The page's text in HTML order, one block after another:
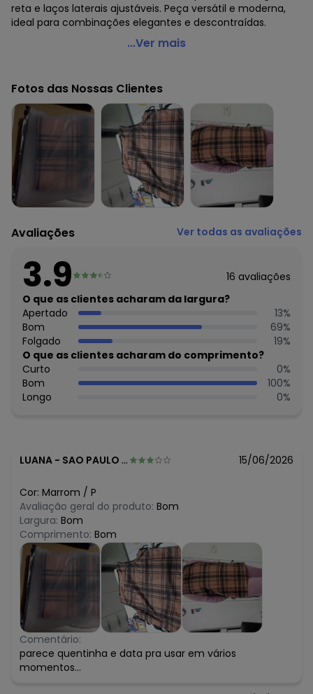
reta e laços laterais ajustáveis. Peça versátil e moderna,
ideal para combinações elegantes e descontraídas.
Quintess - Colete Xadrez Marrom em Malha
Modelagem: Solta
Comprimento: Longo
Material: Malha de Poliéster
Estação: Inverno
Situação de Uso: Trabalho
Composição Material: 100% Poliéster
Histórico de preços
O preço apresentado abaixo é o menor oferecido em
agosto/2026
N/D*
julho/2026 R$ 55,69
junho/2026
maio/2026 R$ 60,69
abril/2026 R$ 60,69
março/2026
fevereiro/2026 R$ 60,69
...Ver mais
Fotos das Nossas Clientes
Avaliações Ver todas as avaliações
3.9 16 avaliações
O que as clientes acharam da largura?
Apertado
13%
Bom
69%
Folgado
19%
O que as clientes acharam do comprimento?
Curto
0%
Bom
100%
Longo
0%
LUANA - SAO PAULO - SP 15/06/2026
Cor: Marrom / P
Avaliação geral do produto: Bom
Largura: Bom
Comprimento: Bom
Comentário:
parece quentinha e data pra usar em vários
momentos...